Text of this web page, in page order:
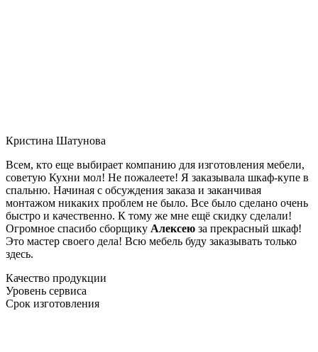
Кристина Шатунова
Всем, кто еще выбирает компанию для изготовления мебели,
советую Кухни мол! Не пожалеете! Я заказывала шкаф-купе в
спальню. Начиная с обсуждения заказа и заканчивая
монтажом никаких проблем не было. Все было сделано очень
быстро и качественно. К тому же мне ещё скидку сделали!
Огромное спасибо сборщику Алексею за прекрасный шкаф!
Это мастер своего дела! Всю мебель буду заказывать только
здесь.
Качество продукции
Уровень сервиса
Срок изготовления